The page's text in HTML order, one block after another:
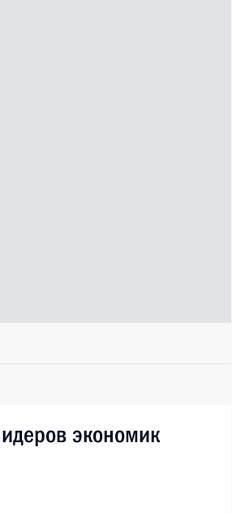
экономик